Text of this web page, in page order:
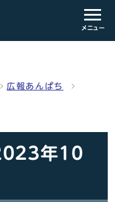
メニュー
広報あんぱち
年10